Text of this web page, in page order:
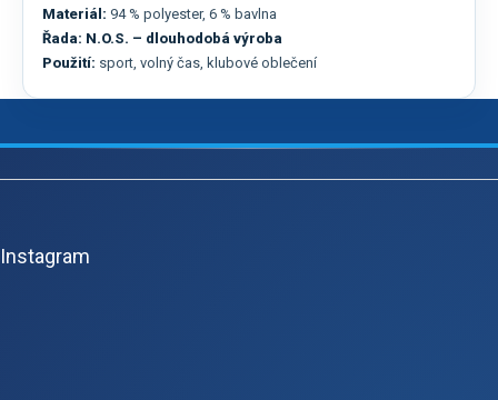
Materiál: 94 % polyester, 6 % bavlna
Řada: N.O.S. – dlouhodobá výroba
Použití: sport, volný čas, klubové oblečení
Z
Instagram